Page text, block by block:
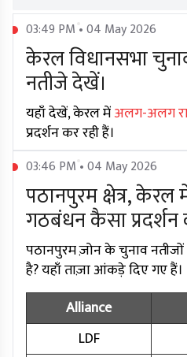
03:49 PM • 04 May 2026
केरल विधानसभा
नतीजे देखें।
यहाँ देखें, केरल मेंअलग-अलग
प्रदर्शन कर रही हैं।
03:46 PM • 04 May 2026
पठानपुरम क्षेत्र, केरल
गठबंधन कैसा
पठानपुरम ज़ोन के चुनाव नतीजों
है? यहाँ ताज़ा आंकड़े दिए गए हैं।
Alliance
LDF